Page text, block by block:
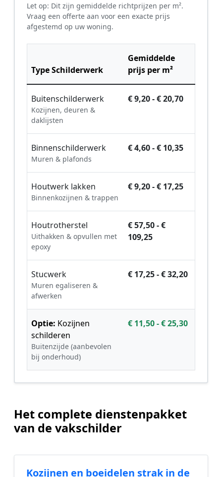
Let op: Dit zijn gemiddelde richtprijzen per m².
Vraag een offerte aan voor een exacte prijs
afgestemd op uw woning.
Type Schilderwerk
Gemiddelde
prijs per m²
Buitenschilderwerk
Kozijnen, deuren &
daklijsten
€ 9,20 - € 20,70
Binnenschilderwerk
Muren & plafonds
€ 4,60 - € 10,35
Houtwerk lakken
Binnenkozijnen & trappen
€ 9,20 - € 17,25
Houtrotherstel
Uithakken & opvullen met
epoxy
€ 57,50 - €
109,25
Stucwerk
Muren egaliseren &
afwerken
€ 17,25 - € 32,20
Optie: Kozijnen
schilderen
Buitenzijde (aanbevolen
bij onderhoud)
€ 11,50 - € 25,30
Het complete dienstenpakket
van de vakschilder
Kozijnen en boeidelen strak in de